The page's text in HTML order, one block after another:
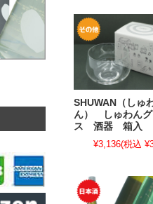
SHUWAN（しゅ
ん） しゅわんグ
ス 酒器 箱入
¥3,136(税込